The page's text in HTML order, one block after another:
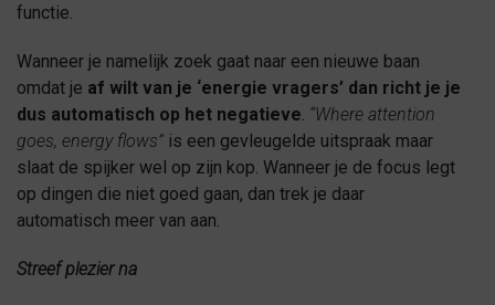
functie.
Wanneer je namelijk zoek gaat naar een nieuwe baan
omdat je af wilt van je ‘energie vragers’ dan richt je je
dus automatisch op het negatieve. “Where attention
goes, energy flows” is een gevleugelde uitspraak maar
slaat de spijker wel op zijn kop. Wanneer je de focus legt
op dingen die niet goed gaan, dan trek je daar
automatisch meer van aan.
Streef plezier na